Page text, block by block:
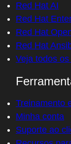
Red Hat AI
Red Hat
Red Hat
Red Hat
Veja todos
Treinamento
Minha conta
Suporte ao